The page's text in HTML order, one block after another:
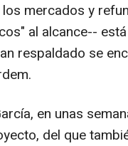
mercados y
al alcance--
respaldado se
en unas
del que